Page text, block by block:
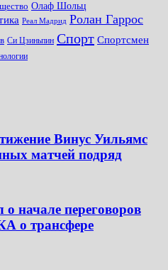
Олаф Шольц
Реал Мадрид Ролан Гаррос
Си Цзиньпин Спорт Спортсмен
Винус Уильямс
матчей подряд
начале переговоров
о трансфере